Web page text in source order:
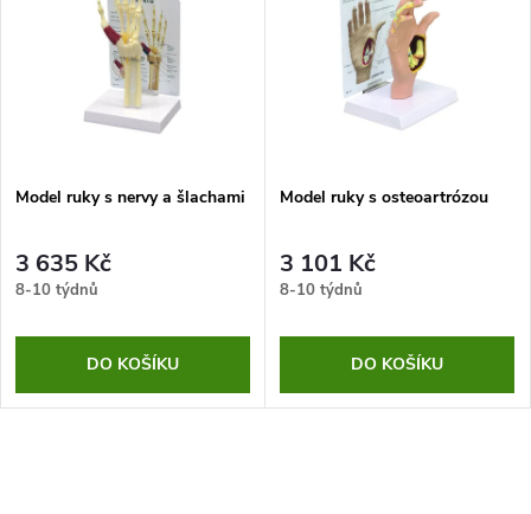
Model ruky s nervy a šlachami
3 635 Kč
8-10 týdnů
DO KOŠÍKU
Model ruky s osteoartrózou
3 101 Kč
8-10 týdnů
DO KOŠÍKU